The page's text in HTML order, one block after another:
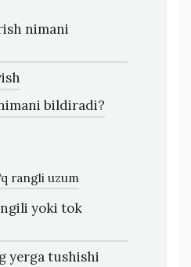
nimani
bildiradi?
rangli uzum
yoki tok
yerga tushishi